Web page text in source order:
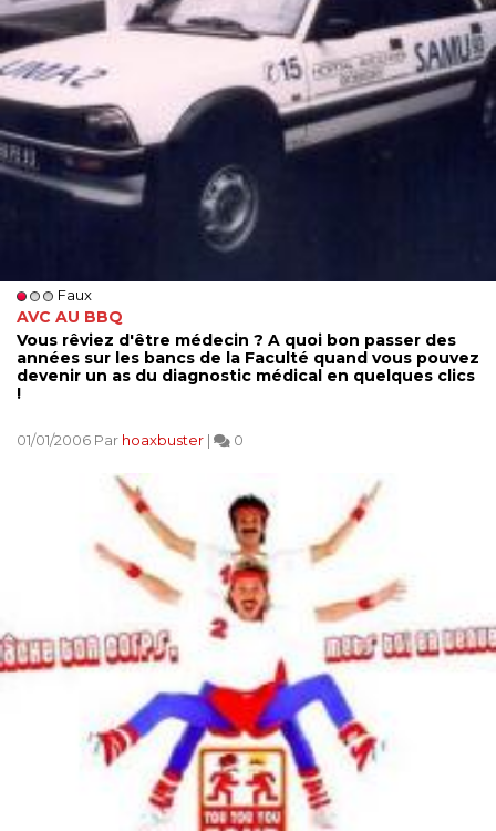
Faux
AVC AU BBQ
Vous rêviez d'être médecin ? A quoi bon passer des
années sur les bancs de la Faculté quand vous pouvez
devenir un as du diagnostic médical en quelques clics
!
01/01/2006 Par hoaxbuster | 0